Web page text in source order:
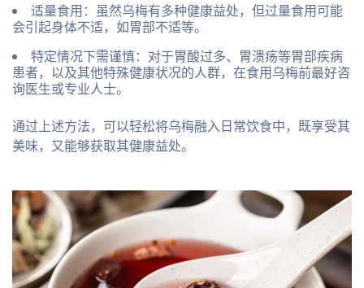
适量食用：虽然乌梅有多种健康益处，但过量食用可能
会引起身体不适，如胃部不适等。
特定情况下需谨慎：对于胃酸过多、胃溃疡等胃部疾病
患者，以及其他特殊健康状况的人群，在食用乌梅前最好咨
询医生或专业人士。
通过上述方法，可以轻松将乌梅融入日常饮食中，既享受其
美味，又能够获取其健康益处。